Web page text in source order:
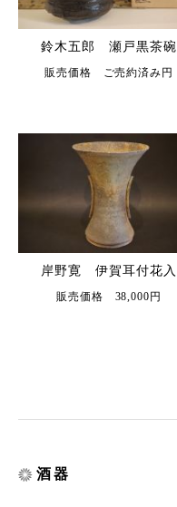
鈴木五郎 瀬戸黒茶碗
販売価格 ご売約済み円
岸野寛 伊賀耳付花入
販売価格 38,000円
酒器